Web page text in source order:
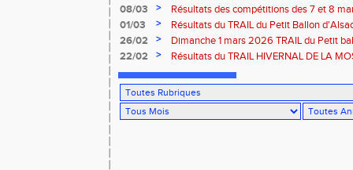
08/03
>
Résultats des compétitions des 7 et 8
01/03
>
Résultats du TRAIL du Petit Ballon
Rouffach-68
26/02 >
Dimanche 1 mars 2026 TRAIL du Petit
ROUFFACH 68
22/02 >
Résultats du TRAIL HIVERNAL DE LA